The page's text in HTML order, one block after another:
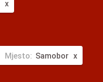
Mjesto: Samobor